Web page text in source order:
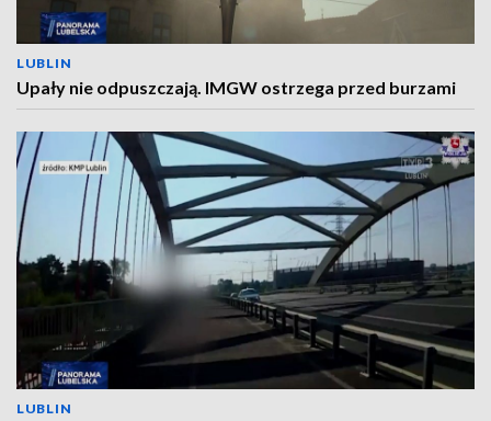
LUBLIN
Upały nie odpuszczają. IMGW ostrzega przed burzami
LUBLIN